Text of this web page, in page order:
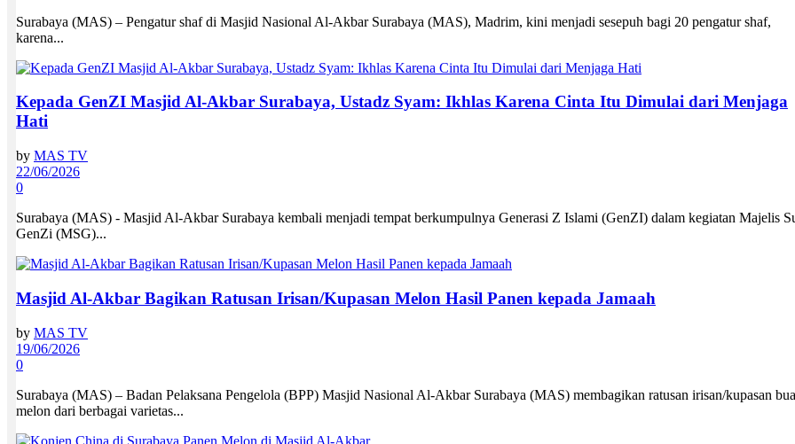
Surabaya (MAS) – Pengatur shaf di Masjid Nasional Al-Akbar Surabaya (MAS), Madrim, kini menjadi sesepuh bagi 20 pengatur shaf,
karena...
Kepada GenZI Masjid Al-Akbar Surabaya, Ustadz Syam: Ikhlas Karena Cinta Itu Dimulai dari Menjaga
Hati
by MAS TV
22/06/2026
0
Surabaya (MAS) - Masjid Al-Akbar Surabaya kembali menjadi tempat berkumpulnya Generasi Z Islami (GenZI) dalam kegiatan Majelis
GenZi (MSG)...
Masjid Al-Akbar Bagikan Ratusan Irisan/Kupasan Melon Hasil Panen kepada Jamaah
by MAS TV
19/06/2026
0
Surabaya (MAS) – Badan Pelaksana Pengelola (BPP) Masjid Nasional Al-Akbar Surabaya (MAS) membagikan ratusan irisan/kupasan
melon dari berbagai varietas...